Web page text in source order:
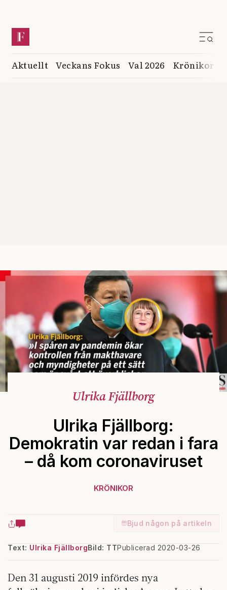
Aktuellt Veckans Fokus Val 2026 Krönikor
Ulrika Fjällborg
Ulrika Fjällborg:
Demokratin var redan i fara
– då kom coronaviruset
KRÖNIKOR
Bjud någon på artikeln
Text: Ulrika Fjällborg Publicerad 2020-03-26
Bild: TT
Den 31 augusti 2019 infördes nya